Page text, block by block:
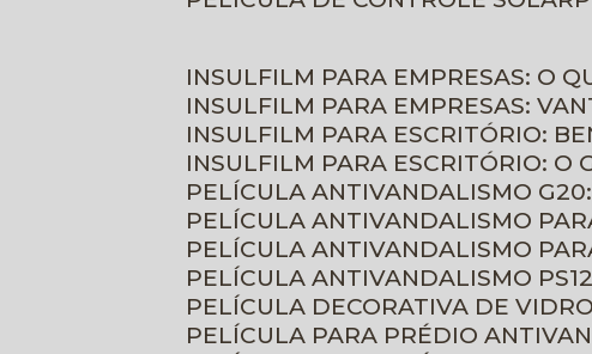
INSULFILM PARA EMPRESAS: O
INSULFILM PARA EMPRESAS:
INSULFILM PARA ESCRITÓRIO:
INSULFILM PARA ESCRITÓRIO: O
PELÍCULA ANTIVANDALISMO
PELÍCULA ANTIVANDALISMO
PELÍCULA ANTIVANDALISMO
PELÍCULA ANTIVANDALISMO
PELÍCULA DECORATIVA DE
PELÍCULA PARA PRÉDIO